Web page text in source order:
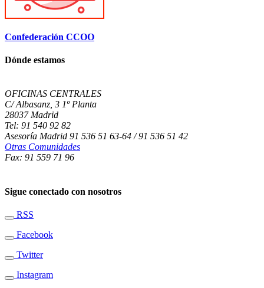
Confederación CCOO
Dónde estamos
OFICINAS CENTRALES
C/ Albasanz, 3 1º Planta
28037 Madrid
Tel: 91 540 92 82
Asesoría Madrid 91 536 51 63-64 / 91 536 51 42
Otras Comunidades
Fax: 91 559 71 96
Sigue conectado con nosotros
RSS
Facebook
Twitter
Instagram